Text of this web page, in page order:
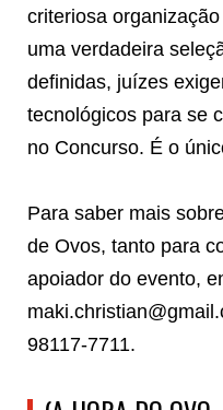
criteriosa
uma verdadeira
definidas, juízes
tecnológicos para se
no Concurso. É o
Para saber mais
de Ovos, tanto para
apoiador do evento,
98117-7711.